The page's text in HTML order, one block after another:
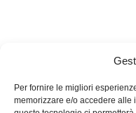
Per fornire le migliori
memorizzare e/o accedere alle